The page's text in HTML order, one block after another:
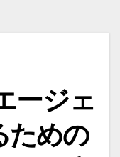
ージェ
ための